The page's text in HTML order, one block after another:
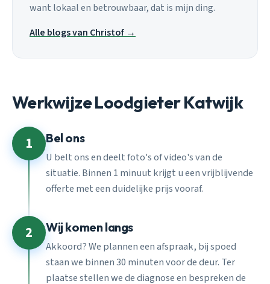
want lokaal en betrouwbaar, dat is mijn ding.
Alle blogs van Christof →
Werkwijze Loodgieter Katwijk
1 Bel ons
U belt ons en deelt foto's of video's van de
situatie. Binnen 1 minuut krijgt u een vrijblijvende
offerte met een duidelijke prijs vooraf.
2 Wij komen langs
Akkoord? We plannen een afspraak, bij spoed
staan we binnen 30 minuten voor de deur. Ter
plaatse stellen we de diagnose en bespreken de